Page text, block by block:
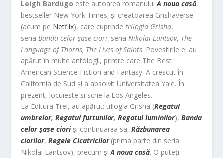
Leigh Bardugo este autoarea romanuluiA noua casă,
bestseller New York Times, și creatoarea Grishaverse
(acum pe Netflix), care cuprindetrilogia Grisha,
seriaBanda celor șase ciori, seriaNikolai Lantsov, The
Language of Thorns, The Lives of Saints. Povestirile ei au
apărut în multe antologii, printre care The Best
American Science Fiction and Fantasy. A crescut în
California de Sud și a absolvit Universitatea Yale. În
prezent, locuiește și scrie la Los Angeles.
La Editura Trei, au apărut: trilogia Grisha (Regatul
umbrelor,Regatul furtunilor,Regatul luminilor),Banda
celor șase cioriși continuarea sa,Răzbunarea
ciorilor,Regele Cicatricilor(prima parte din seria
Nikolai Lantsov), precum șiA noua casă. O puteţi